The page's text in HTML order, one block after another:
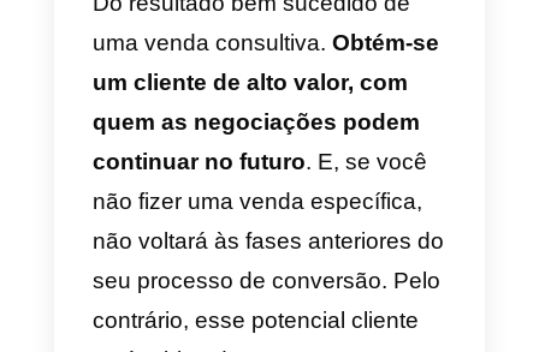
conversão
Se você está nomarketing
estará familiarizado com o
funnel ou funil de
vendas. É uma metáfora ou
referência visual para narrar